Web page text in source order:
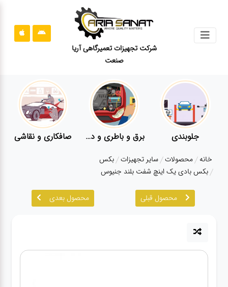
شرکت تجهیزات تعمیرگاهی آریا
صنعت
قوانین
سایت
ارتباط
درباره
ما
آپاراتی
جلوبندی برق و باطری و دیاگ صافکاری و نقاشی
خانه محصولات سایر تجهیزات بکس
بکس بادی یک اینچ شفت بلند جنیوس
محصول قبلی محصول بعدی